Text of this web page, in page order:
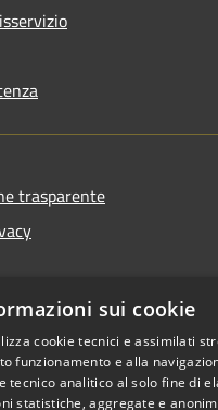
trasparente
accessibilitàsui cookie
cookie tecnici e assimilati
funzionamento e alla
tecnico analitico al solo fine di
statistiche, aggregate e